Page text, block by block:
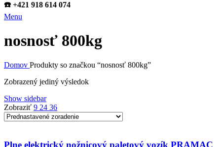
☎️ +421 918 614 074
Menu
nosnosť 800kg
Domov Produkty so značkou “nosnosť 800kg”
Zobrazený jediný výsledok
Show sidebar
Zobraziť 9 24 36
Plne elektrický nožnicový paletový vozík PRAMAC